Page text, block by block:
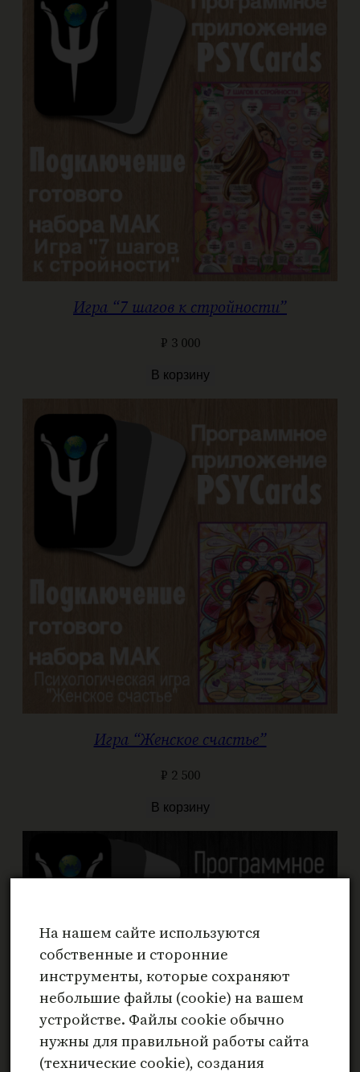
Игра “7 шагов к стройности”
₽ 3 000
В корзину
Игра “Женское счастье”
₽ 2 500
В корзину
На нашем сайте используются
собственные и сторонние
инструменты, которые сохраняют
небольшие файлы (cookie) на вашем
устройстве. Файлы cookie обычно
нужны для правильной работы сайта
(технические cookie), создания